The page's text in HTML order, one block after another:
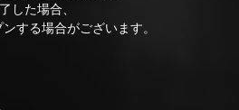
た場合、
る場合がございます。